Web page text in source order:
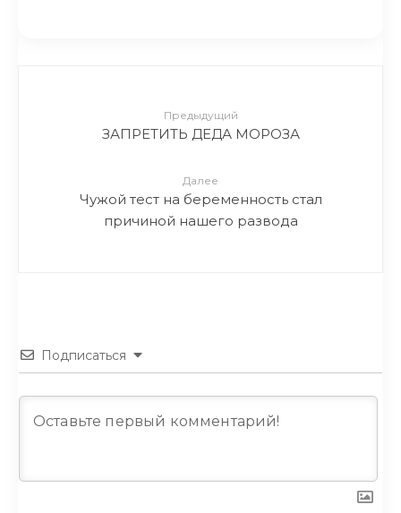
Предыдущий
ЗАПРЕТИТЬ ДЕДА МОРОЗА
Далее
Чужой тест на беременность стал
причиной нашего развода
Подписаться